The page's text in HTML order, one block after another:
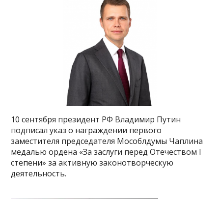
10 сентября президент РФ Владимир Путин
подписал указ о награждении первого
заместителя председателя Мособлдумы Чаплина
медалью ордена «За заслуги перед Отечеством I
степени» за активную законотворческую
деятельность.